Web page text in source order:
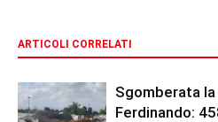
ARTICOLI CORRELATI
Sgomberata
Ferdinando: